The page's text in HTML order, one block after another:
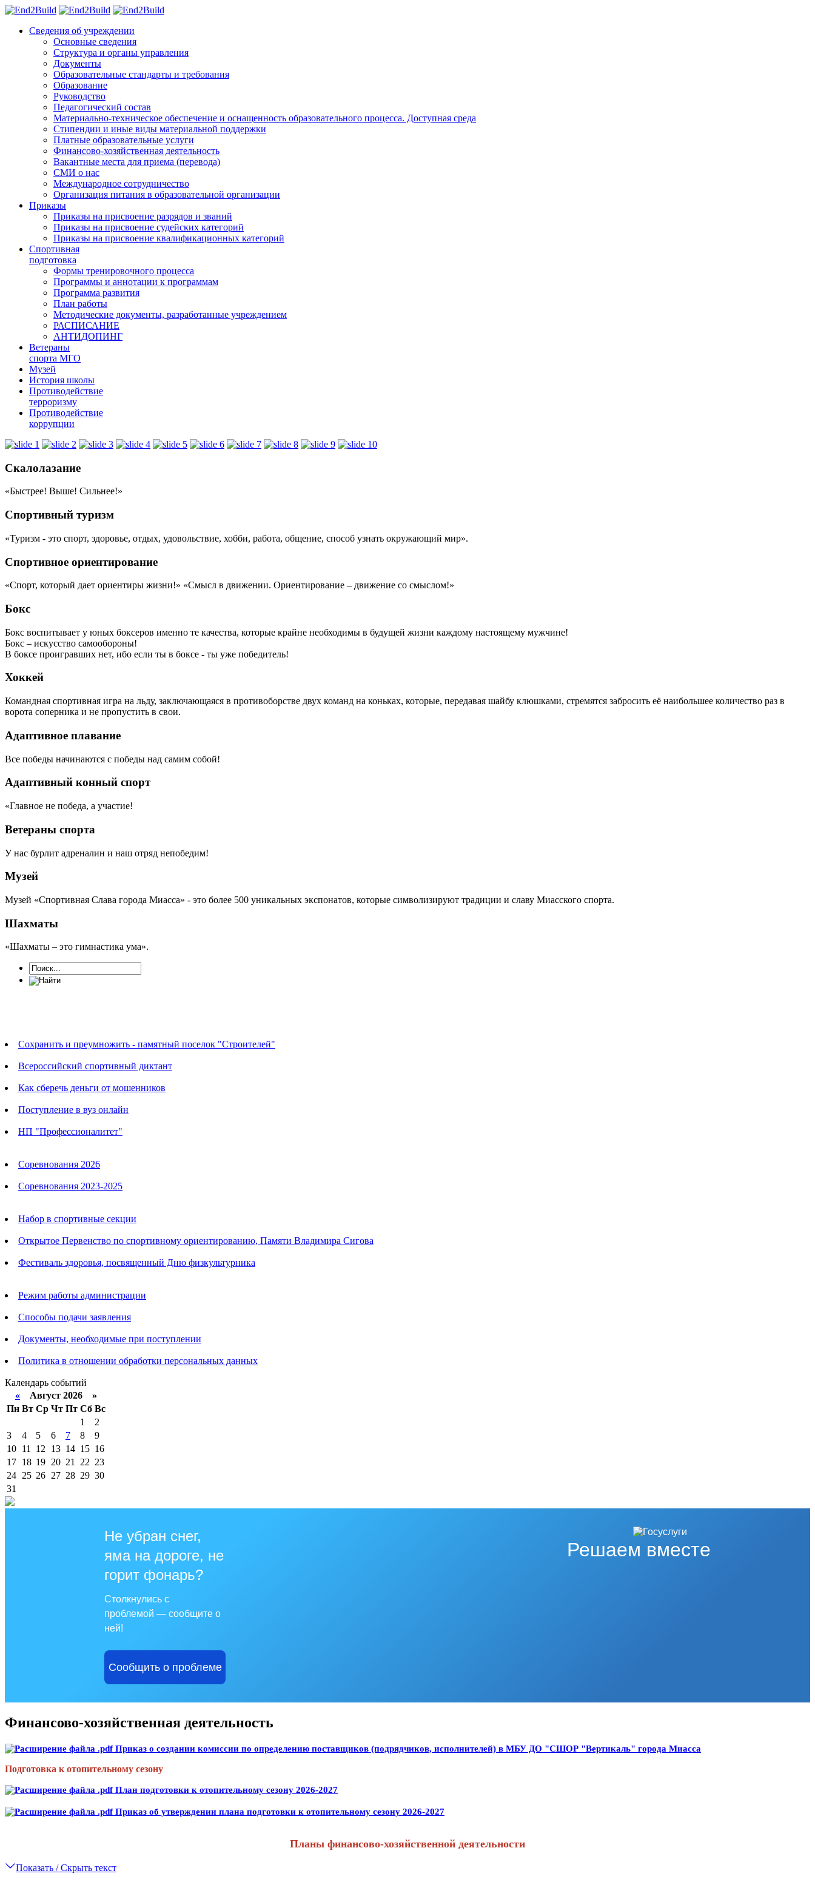
Сведения об учреждении
Основные сведения
Структура и органы управления
Документы
Образовательные стандарты и требования
Образование
Руководство
Педагогический состав
Материально-техническое обеспечение и оснащенность образовательного процесса. Доступная среда
Стипендии и иные виды материальной поддержки
Платные образовательные услуги
Финансово-хозяйственная деятельность
Вакантные места для приема (перевода)
СМИ о нас
Международное сотрудничество
Организация питания в образовательной организации
Приказы
Приказы на присвоение разрядов и званий
Приказы на присвоение судейских категорий
Приказы на присвоение квалификационных категорий
Спортивная
подготовка
Формы тренировочного процесса
Программы и аннотации к программам
Программа развития
План работы
Методические документы, разработанные учреждением
РАСПИСАНИЕ
АНТИДОПИНГ
Ветераны
спорта МГО
Музей
История школы
Противодействие
терроризму
Противодействие
коррупции
Скалолазание
«Быстрее! Выше! Сильнее!»
Спортивный туризм
«Туризм - это спорт, здоровье, отдых, удовольствие, хобби, работа, общение, способ узнать окружающий мир».
Спортивное ориентирование
«Спорт, который дает ориентиры жизни!» «Смысл в движении. Ориентирование – движение со смыслом!»
Бокс
Бокс воспитывает у юных боксеров именно те качества, которые крайне необходимы в будущей жизни каждому настоящему мужчине!
Бокс – искусство самообороны!
В боксе проигравших нет, ибо если ты в боксе - ты уже победитель!
Хоккей
Командная спортивная игра на льду, заключающаяся в противоборстве двух команд на коньках, которые, передавая шайбу клюшками, стремятся забросить её наибольшее количество раз в
ворота соперника и не пропустить в свои.
Адаптивное плавание
Все победы начинаются с победы над самим собой!
Адаптивный конный спорт
«Главное не победа, а участие!
Ветераны спорта
У нас бурлит адреналин и наш отряд непобедим!
Музей
Музей «Спортивная Слава города Миасса» - это более 500 уникальных экспонатов, которые символизируют традиции и славу Миасского спорта.
Шахматы
«Шахматы – это гимнастика ума».
Сохранить и преумножить - памятный поселок "Строителей"
Всероссийский спортивный диктант
Как сберечь деньги от мошенников
Поступление в вуз онлайн
НП "Профессионалитет"
Соревнования 2026
Соревнования 2023-2025
Набор в спортивные секции
Открытое Первенство по спортивному ориентированию, Памяти Владимира Сигова
Фестиваль здоровья, посвященный Дню физкультурника
Режим работы администрации
Способы подачи заявления
Документы, необходимые при поступлении
Политика в отношении обработки персональных данных
Календарь событий
« Август 2026 »
Пн Вт Ср Чт Пт Сб Вс
1
2
3
4 5 6 7 8
9
10 11 12 13 14 15 16
17 18 19 20 21 22 23
24 25 26 27 28 29 30
31
Решаем вместе
Не убран снег,
яма на дороге, не
горит фонарь?
Столкнулись с
проблемой — сообщите о
ней!
Сообщить о проблеме
Финансово-хозяйственная деятельность
Приказ о создании комиссии по определению поставщиков (подрядчиков, исполнителей) в МБУ ДО "СШОР "Вертикаль" города Миасса
Подготовка к отопительному сезону
План подготовки к отопительному сезону 2026-2027
Приказ об утверждении плана подготовки к отопительному сезону 2026-2027
Планы финансово-хозяйственной деятельности
Показать / Скрыть текст